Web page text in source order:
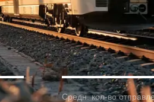
Средн. кол-во